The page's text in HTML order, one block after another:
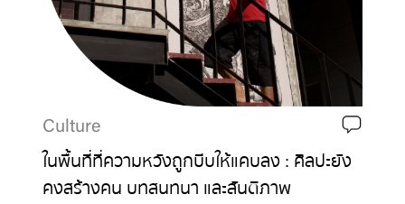
Culture
ในพื้นที่ที่ความหวังถูกบีบให้แคบลง : ศิลปะยัง
คงสร้างคน บทสนทนา และสันติภาพ